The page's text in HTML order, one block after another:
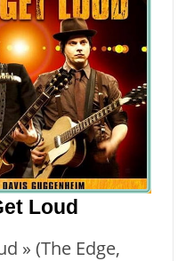
Loud
» (The Edge,